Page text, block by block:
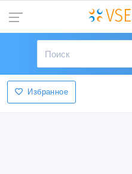
Избранное